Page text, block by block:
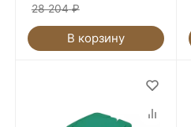
28 204 ₽
В корзину